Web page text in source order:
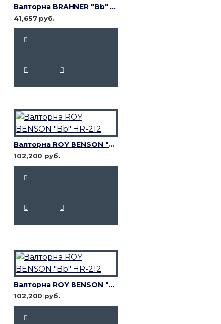
Валторна BRAHNER "Bb" FHN-780
41,657 руб.
Валторна ROY BENSON "Bb" HR-212
102,200 руб.
Валторна ROY BENSON "Bb" HR-212
102,200 руб.